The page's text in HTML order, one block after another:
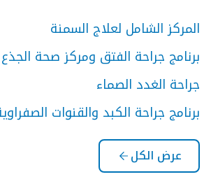
المركز الشامل لعلاج السمنة
برنامج جراحة الفتق ومركز صحة الجذع
جراحة الغدد الصماء
برنامج جراحة الكبد والقنوات
عرض الكل